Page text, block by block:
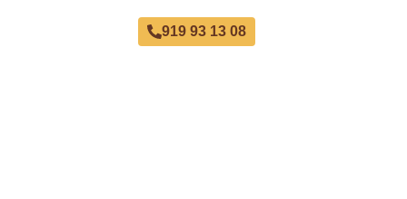
919 93 13 08